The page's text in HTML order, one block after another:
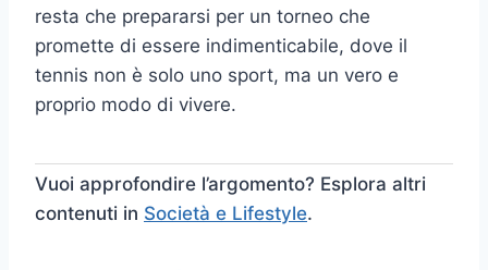
resta che prepararsi per un torneo che
promette di essere indimenticabile, dove il
tennis non è solo uno sport, ma un vero e
proprio modo di vivere.
Vuoi approfondire l’argomento? Esplora altri
contenuti in Società e Lifestyle.